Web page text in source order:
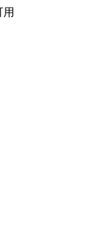
用